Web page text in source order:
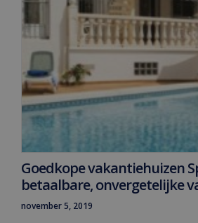
Goedkope vakantiehuizen
betaalbare, onvergetelijke
november 5, 2019